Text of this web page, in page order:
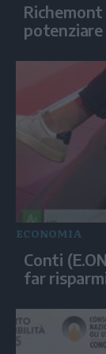
potenziare
ECONOMIA
Conti
far